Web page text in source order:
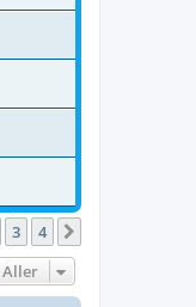
3 4
Aller